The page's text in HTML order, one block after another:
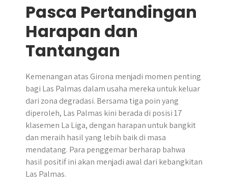
Pasca Pertandingan
Harapan dan
Tantangan
​Kemenangan atas Girona menjadi momen penting
bagi Las Palmas dalam usaha mereka untuk keluar
dari zona degradasi.​ Bersama tiga poin yang
diperoleh, Las Palmas kini berada di posisi 17
klasemen La Liga, dengan harapan untuk bangkit
dan meraih hasil yang lebih baik di masa
mendatang. Para penggemar berharap bahwa
hasil positif ini akan menjadi awal dari kebangkitan
Las Palmas.